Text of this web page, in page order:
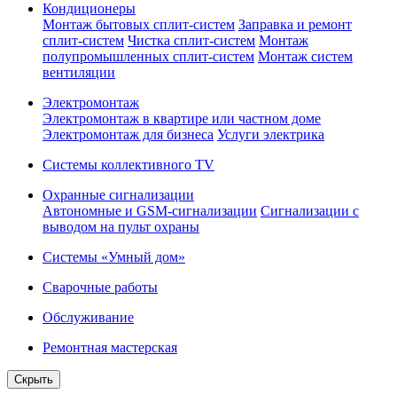
Кондиционеры
Монтаж бытовых сплит-систем Заправка и ремонт
сплит-систем Чистка сплит-систем Монтаж
полупромышленных сплит-систем Монтаж систем
вентиляции
Электромонтаж
Электромонтаж в квартире или частном доме
Электромонтаж для бизнеса Услуги электрика
Системы коллективного TV
Охранные сигнализации
Автономные и GSM-сигнализации Сигнализации с
выводом на пульт охраны
Системы «Умный дом»
Сварочные работы
Обслуживание
Ремонтная мастерская
Скрыть